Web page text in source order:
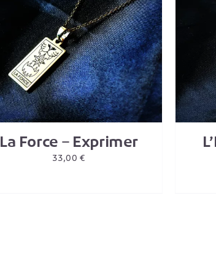
La Force – Exprimer
33,00€
AJOUTER AU PANIER / DETAILS